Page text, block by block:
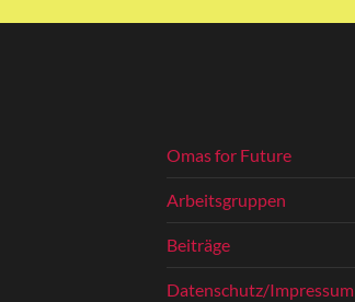
Omas for Future
Arbeitsgruppen
Beiträge
Datenschutz/Impressum